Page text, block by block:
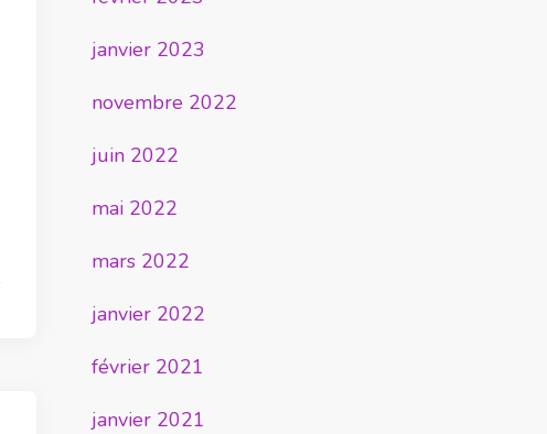
janvier 2023
novembre 2022
juin 2022
mai 2022
mars 2022
janvier 2022
février 2021
janvier 2021